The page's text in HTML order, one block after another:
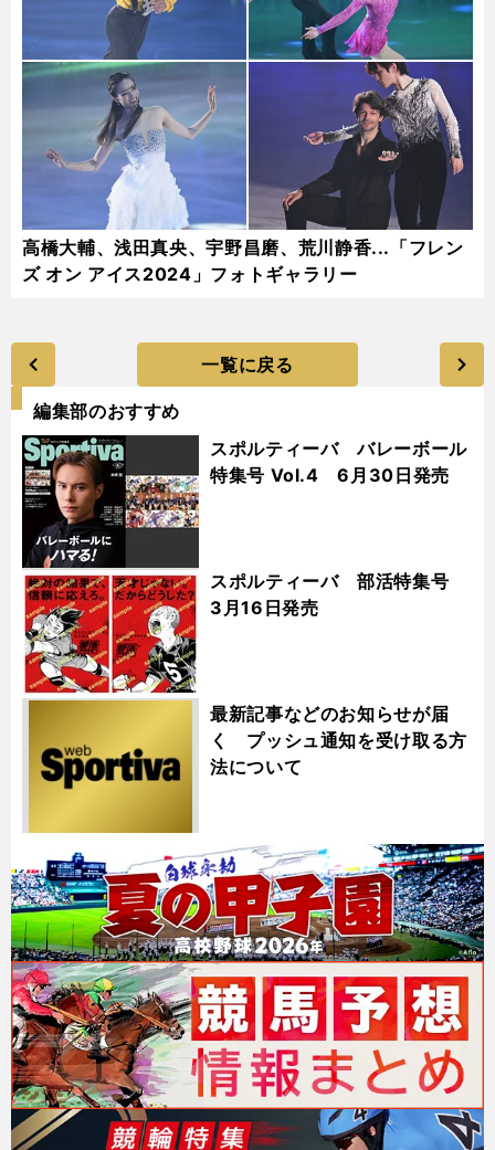
高橋大輔、浅田真央、宇野昌磨、荒川静香...「フレン
ズ オン アイス2024」フォトギャラリー
一覧に戻る
編集部のおすすめ
スポルティーバ バレーボール
特集号 Vol.4 6月30日発売
スポルティーバ 部活特集号
3月16日発売
最新記事などのお知らせが届
く プッシュ通知を受け取る方
法について